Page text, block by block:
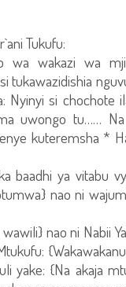
Tukufu:
wa wakazi wa
tukawazidishia
Nyinyi si chochote
uwongo tu……
kuteremsha *
baadhi ya vitabu
nao ni
nao ni Nabii
yake: {Na akaja